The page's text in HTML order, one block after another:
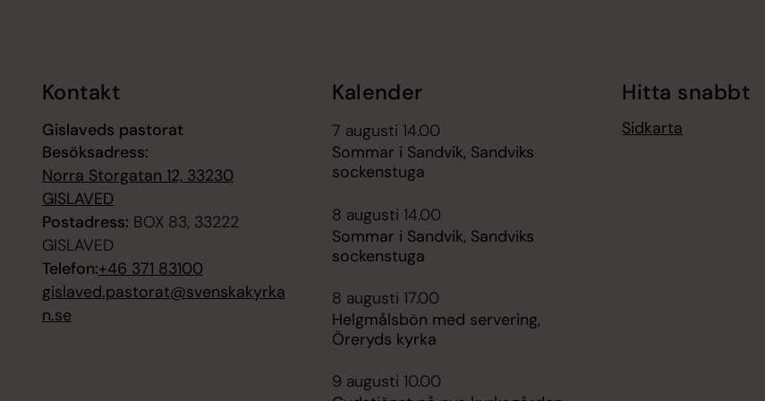
Kontakt
Gislaveds pastorat
Besöksadress:
Norra Storgatan 12, 33230
GISLAVED
Postadress: BOX 83, 33222
GISLAVED
Telefon:+46 371 83100
gislaved.pastorat@svenskakyrka
n.se
Kalender
7 augusti 14.00
Sommar i Sandvik, Sandviks
sockenstuga
8 augusti 14.00
Sommar i Sandvik, Sandviks
sockenstuga
8 augusti 17.00
Helgmålsbön med servering,
Öreryds kyrka
9 augusti 10.00
Hitta snabbt
Sidkarta